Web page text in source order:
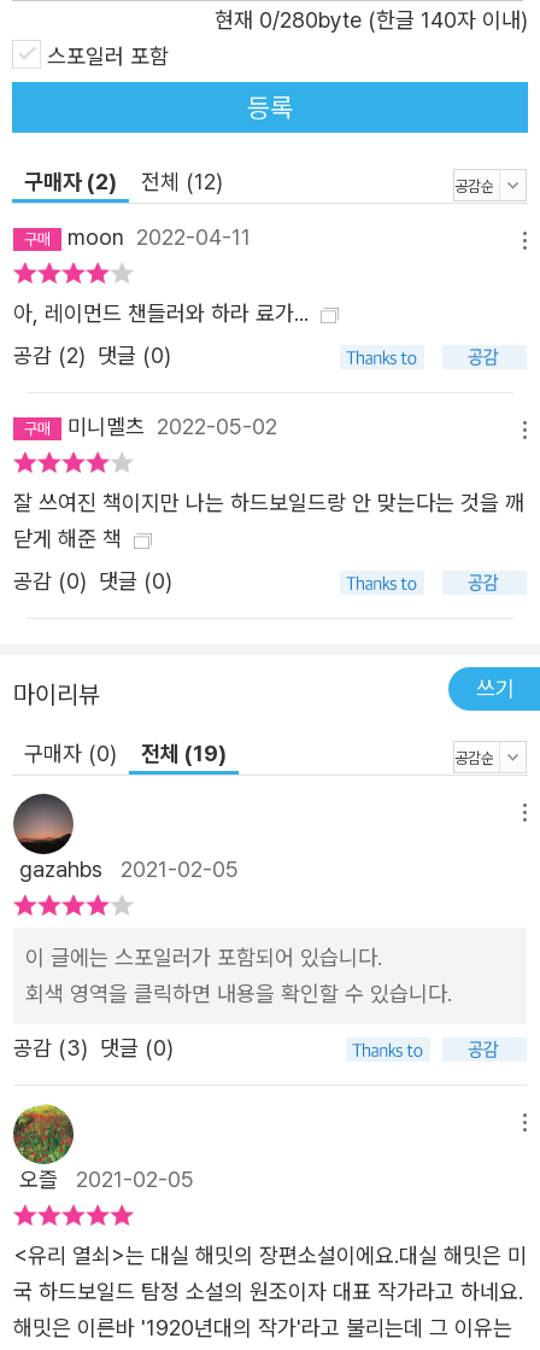
가 반전을 거듭하여 손에 땀을 쥐게 한다. 사건을 해결해 가
는 주인공 네드 보몬트는 도박 중독에 목적을 위해서는 불법
과 폭력을 저지르는 것도 서슴지 않는 인물이지만, 자신만의
독특한 신념과 독립성을 가지고 살아가는 매력적인 캐릭터
현장에 뛰어들어 긴박한 혈전을 벌이기도 하며 사건을 해결
해 나가는 방식은 하드보일드 소설의 진수를 보여 준다. 해
밋이 문학과 영화에 남긴 영향은 거대했다. 탐정이 두뇌만이
아니라 육체와 비정함을 무기로 범죄적인 사회에 홀로 맞서
는 이미지는 이후 20세기인의 상상력에 지속적인 흔적을 남
제치고 해밋을 하드보일드 소설의 가장 위대한 거장으로 꼽
았다. 그의 문학성 때문이었다. 해밋의 문학적 후계자로 평
가받으며 그에게 절대적인 지지를 보낸 레이먼드 챈들러는
다음과 같은 말로 그에 대한 존경과 애정을 표하기도 했다.
도 하지만, 오히려 남자들의 우정에 관한 기록이야말로 스토
고, 소박하고, 하드보일드했다. 언제나 최고의 작가였던 그
는 늘 다른 사람들이 전혀 써본 적 없는 걸 써냈다.> 이 책을
옮긴 홍성영 번역가는 간결하고 비정한 느낌을 풍기는 해밋
특유의 하드보일드한 문체를 섬세하게 살려냈다. 번역 원본
으로는 영국 Orion Books사의 2002년 판본을 사용했다.
현재 0/280byte (한글 140자 이내)
스포일러 포함
등록
구매자 (2) 전체 (12)
moon 2022-04-11
아, 레이먼드 챈들러와 하라 료가...
공감 (2) 댓글 (0)
미니멜츠 2022-05-02
잘 쓰여진 책이지만 나는 하드보일드랑 안 맞는다는 것을 깨
닫게 해준 책
공감 (0) 댓글 (0)
마이리뷰 쓰기
구매자 (0) 전체 (19)
gazahbs 2021-02-05
이 글에는 스포일러가 포함되어 있습니다.
회색 영역을 클릭하면 내용을 확인할 수 있습니다.
공감 (3) 댓글 (0)
오즐 2021-02-05
<유리 열쇠>는 대실 해밋의 장편소설이에요.대실 해밋은 미
국 하드보일드 탐정 소설의 원조이자 대표 작가라고 하네요.
해밋은 이른바 '1920년대의 작가'라고 불리는데 그 이유는